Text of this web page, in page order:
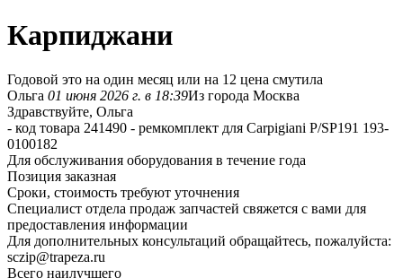
Карпиджани
Годовой это на один месяц или на 12 цена смутила
Ольга 01 июня 2026 г. в 18:39Из города Москва
Здравствуйте, Ольга
- код товара 241490 - ремкомплект для Carpigiani P/SP191 193-
0100182
Для обслуживания оборудования в течение года
Позиция заказная
Сроки, стоимость требуют уточнения
Специалист отдела продаж запчастей свяжется с вами для
предоставления информации
Для дополнительных консультаций обращайтесь, пожалуйста:
sczip@trapeza.ru
Всего наилучшего